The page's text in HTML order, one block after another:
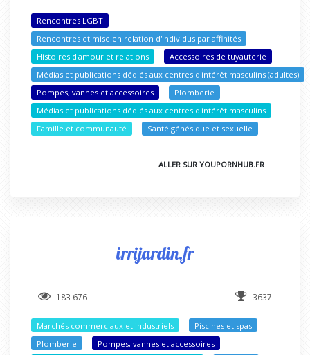
Rencontres LGBT
Rencontres et mise en relation d'individus par affinités
Histoires d'amour et relations
Accessoires de tuyauterie
Médias et publications dédiés aux centres d'intérêt masculins (adultes)
Pompes, vannes et accessoires
Plomberie
Médias et publications dédiés aux centres d'intérêt masculins
Famille et communauté
Santé génésique et sexuelle
ALLER SUR YOUPORNHUB.FR
irrijardin.fr
183 676 3637
Marchés commerciaux et industriels
Piscines et spas
Plomberie
Pompes, vannes et accessoires